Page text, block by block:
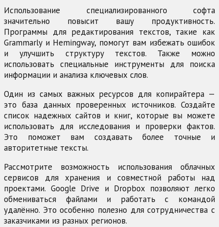
Использование специализированного софта
значительно повысит вашу продуктивность.
Программы для редактирования текстов, такие как
Grammarly и Hemingway, помогут вам избежать ошибок
и улучшить структуру текстов. Также можно
использовать специальные инструменты для поиска
информации и анализа ключевых слов.
Один из самых важных ресурсов для копирайтера —
это база данных проверенных источников. Создайте
список надежных сайтов и книг, которые вы можете
использовать для исследования и проверки фактов.
Это поможет вам создавать более точные и
авторитетные тексты.
Рассмотрите возможность использования облачных
сервисов для хранения и совместной работы над
проектами. Google Drive и Dropbox позволяют легко
обмениваться файлами и работать с командой
удалённо. Это особенно полезно для сотрудничества с
заказчиками из разных регионов.